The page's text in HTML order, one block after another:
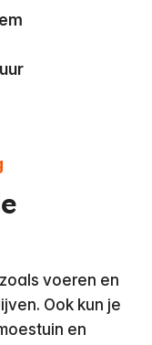
voeren en
Ook kun je
en